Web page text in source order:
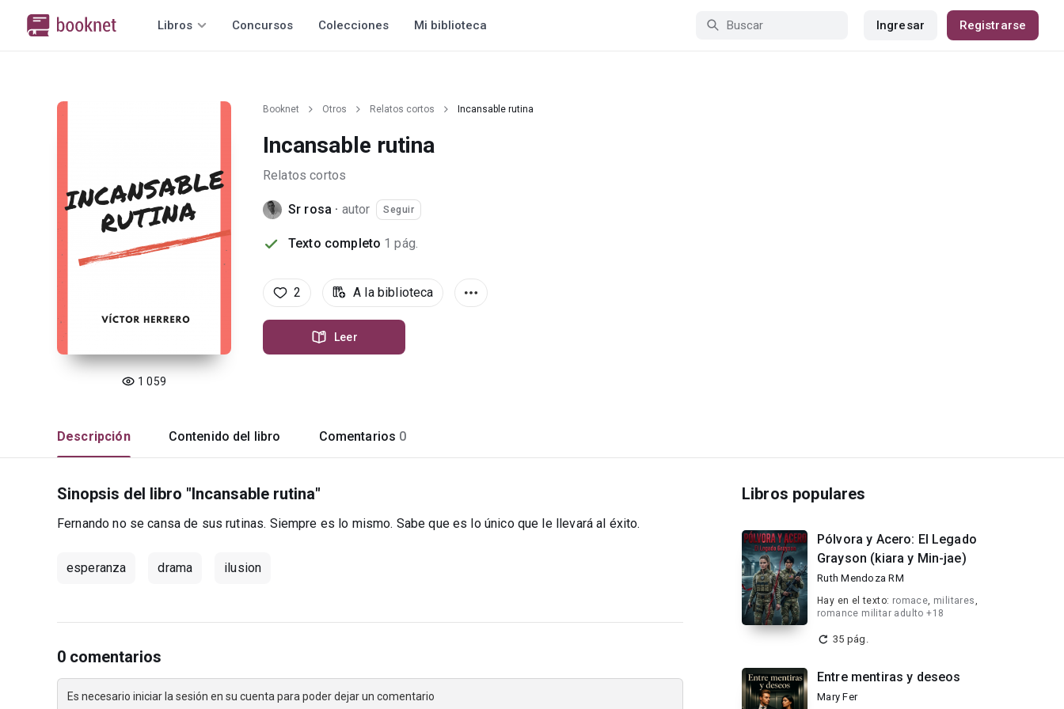
Libros Concursos Colecciones Mi biblioteca Ingresar Registrarse
1 059
Booknet Otros Relatos cortos Incansable rutina
Incansable rutina
Relatos cortos
Sr rosa · autor Seguir
Texto completo 1 pág.
2 A la biblioteca
Leer
Descripción Contenido del libro Comentarios 0
Sinopsis del libro "Incansable rutina"
Fernando no se cansa de sus rutinas. Siempre es lo mismo. Sabe que es lo único que le llevará al éxito.
esperanza drama ilusion
0 comentarios
Es necesario iniciar la sesión en su cuenta para poder dejar un comentario
Libros populares
Pólvora y Acero: El Legado
Grayson (kiara y Min-jae)
Ruth Mendoza RM
Hay en el texto: romace, militares,
romance militar adulto +18
35 pág.
Entre mentiras y deseos
Mary Fer